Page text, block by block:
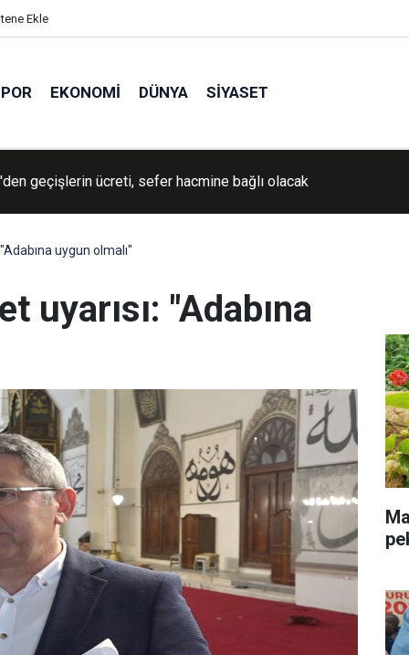
Ekle
EKONOMI DÜNYA SIYASET
yönelik savaşın "yakında sona ereceğini" söyledi
uygun olmalı"
uyarısı: "Adabına